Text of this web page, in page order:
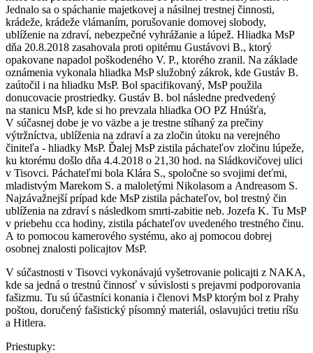
Jednalo sa o spáchanie majetkovej a násilnej trestnej činnosti,
krádeže, krádeže vlámaním, porušovanie domovej slobody,
ublíženie na zdraví, nebezpečné vyhrážanie a lúpež. Hliadka MsP
dňa 20.8.2018 zasahovala proti opitému Gustávovi B., ktorý
opakovane napadol poškodeného V. P., ktorého zranil. Na základe
oznámenia vykonala hliadka MsP služobný zákrok, kde Gustáv B.
zaútočil i na hliadku MsP. Bol spacifikovaný, MsP použila
donucovacie prostriedky. Gustáv B. bol následne predvedený
na stanicu MsP, kde si ho prevzala hliadka OO PZ Hnúšťa,
V súčasnej dobe je vo väzbe a je trestne stíhaný za prečiny
výtržníctva, ublíženia na zdraví a za zločin útoku na verejného
činiteľa - hliadky MsP. Ďalej MsP zistila páchateľov zločinu lúpeže,
ku ktorému došlo dňa 4.4.2018 o 21,30 hod. na Sládkovičovej ulici
v Tisovci. Páchateľmi bola Klára S., spoločne so svojimi deťmi,
mladistvým Marekom S. a maloletými Nikolasom a Andreasom S.
Najzávažnejší prípad kde MsP zistila páchateľov, bol trestný čin
ublíženia na zdraví s následkom smrti-zabitie neb. Jozefa K. Tu MsP
v priebehu cca hodiny, zistila páchateľov uvedeného trestného činu.
A to pomocou kamerového systému, ako aj pomocou dobrej
osobnej znalosti policajtov MsP.
V súčastnosti v Tisovci vykonávajú vyšetrovanie policajti z NAKA,
kde sa jedná o trestnú činnosť v súvislosti s prejavmi podporovania
fašizmu. Tu sú účastníci konania i členovi MsP ktorým bol z Prahy
poštou, doručený fašistický písomný materiál, oslavujúci tretiu ríšu
a Hitlera.
Priestupky: